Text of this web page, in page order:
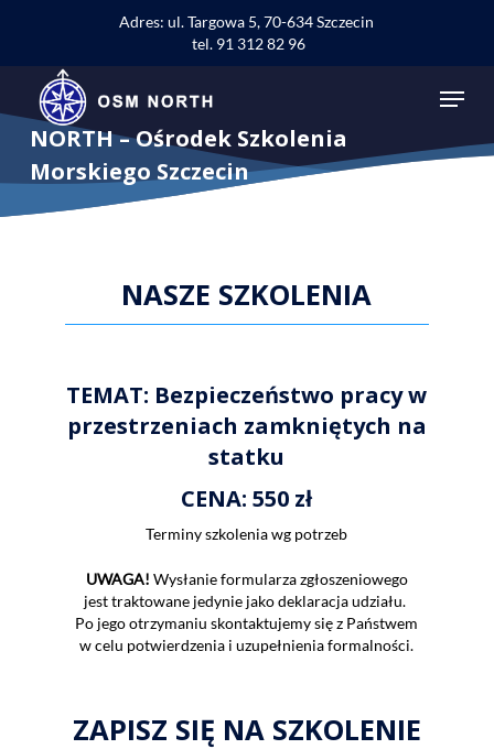
Adres: ul. Targowa 5, 70-634 Szczecin
tel. 91 312 82 96
Menu
NORTH – Ośrodek Szkolenia
Morskiego Szczecin
NASZE SZKOLENIA
TEMAT: Bezpieczeństwo pracy w
przestrzeniach zamkniętych na
statku
CENA:550 zł
Terminy szkolenia wg potrzeb
UWAGA! Wysłanie formularza zgłoszeniowego
jest traktowane jedynie jako deklaracja udziału.
Po jego otrzymaniu skontaktujemy się z Państwem
w celu potwierdzenia i uzupełnienia formalności.
ZAPISZ SIĘ NA SZKOLENIE